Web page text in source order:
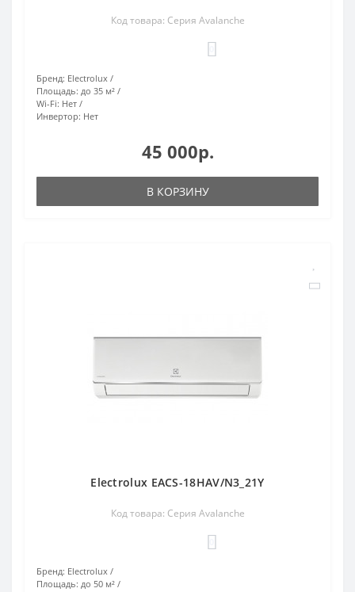
Код товара: Серия Avalanche
Бренд: Electrolux
Площадь: до 35 м²
Wi-Fi: Нет
Инвертор: Нет
45 000р.
В КОРЗИНУ
Electrolux EACS-18HAV/N3_21Y
Код товара: Серия Avalanche
Бренд: Electrolux
Площадь: до 50 м²